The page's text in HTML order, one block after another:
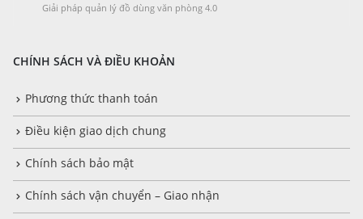
Giải pháp quản lý đồ dùng văn phòng 4.0
CHÍNH SÁCH VÀ ĐIỀU KHOẢN
Phương thức thanh toán
Điều kiện giao dịch chung
Chính sách bảo mật
Chính sách vận chuyển – Giao nhận